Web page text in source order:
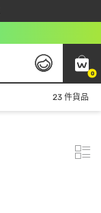
0
23 件貨品